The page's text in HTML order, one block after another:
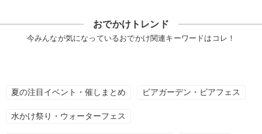
おでかけトレンド
今みんなが気になっているおでかけ関連キーワードはコレ！
夏の注目イベント・催しまとめ ビアガーデン・ビアフェス
水かけ祭り・ウォーターフェス